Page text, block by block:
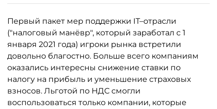
Первый пакет мер поддержки IT–отрасли
("налоговый манёвр", который заработал с 1
января 2021 года) игроки рынка встретили
довольно благостно. Больше всего компаниям
оказались интересны снижение ставки по
налогу на прибыль и уменьшение страховых
взносов. Льготой по НДС смогли
воспользоваться только компании, которые